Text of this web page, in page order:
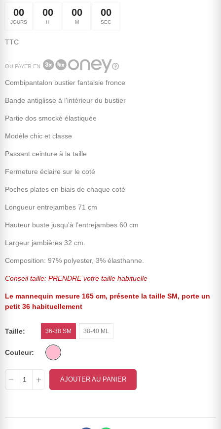
00
JOURS
00
H
00
M
00
SEC
TTC
OU PAYER EN
Combipantalon bustier fantaisie fronce
Bande antiglisse à l'intérieur du bustier
Partie dos smocké élastiquée
Modèle chic et classe
Passant ceinture à la taille
Fermeture éclaire sur le coté
Poches plates en biais de chaque coté
Longueur entrejambes 71 cm
Hauteur buste jusqu'à l'entrejambes 60 cm
Largeur jambières 32 cm.
Composition: 97% polyester, 3% élasthanne.
Conseil taille: PRENDRE votre taille habituelle
Le mannequin mesure 165 cm, présente la taille SM, porte un
petit 36 habituellement
Taille 36-38 SM 38-40 ML
Couleur
AJOUTER AU PANIER